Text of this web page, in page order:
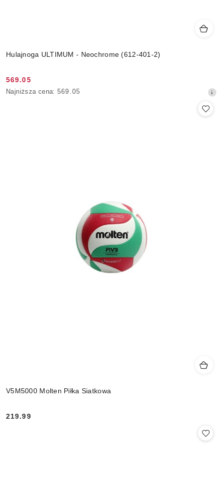
Hulajnoga ULTIMUM - Neochrome (612-401-2)
Cena
promocyjna:
569.05
Najniższa
Najniższa cena: 569.05
V5M5000 Molten Piłka Siatkowa
Cena:
219.99